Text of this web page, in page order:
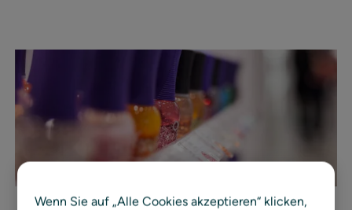
Wenn Sie auf „Alle Cookies akzeptieren“ klicken,